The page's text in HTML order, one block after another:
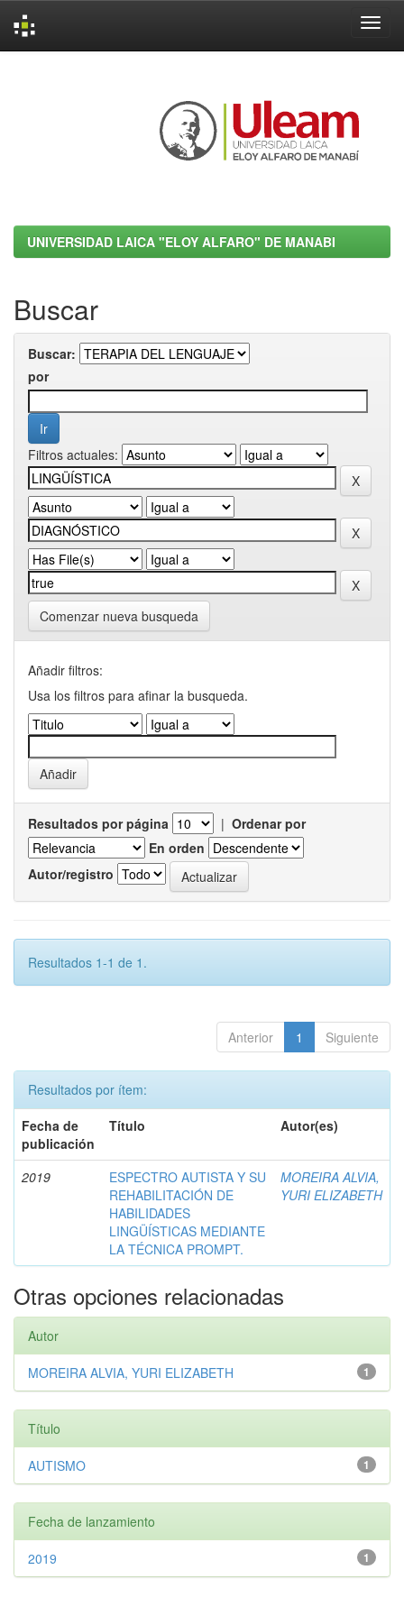
UNIVERSIDAD LAICA "ELOY ALFARO" DE MANABI
Buscar
Buscar:
por
Filtros actuales:
Comenzar nueva busqueda
Añadir filtros:
Usa los filtros para afinar la busqueda.
Resultados por página | Ordenar por
En orden
Autor/registro
Resultados 1-1 de 1.
Anterior 1 Siguiente
Resultados por ítem:
Fecha de
publicación
Título Autor(es)
2019
ESPECTRO AUTISTA Y SU
REHABILITACIÓN DE
HABILIDADES
LINGÜÍSTICAS MEDIANTE
LA TÉCNICA PROMPT.
MOREIRA ALVIA,
YURI ELIZABETH
Otras opciones relacionadas
Autor
1
MOREIRA ALVIA, YURI ELIZABETH
Título
1
AUTISMO
Fecha de lanzamiento
1
2019